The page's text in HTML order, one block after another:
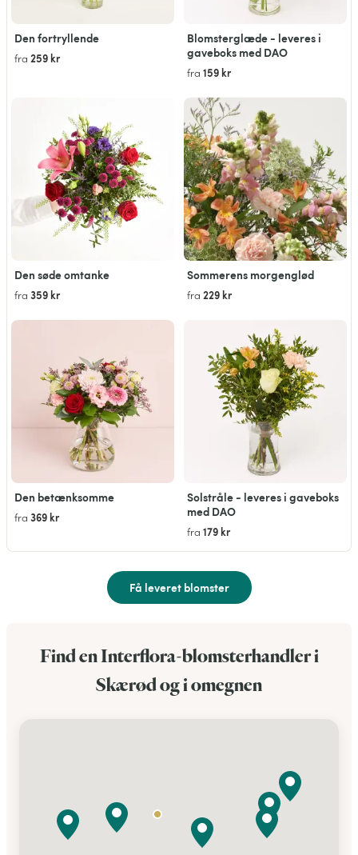
Den fortryllende
fra 259 kr
Blomsterglæde - leveres i
gaveboks med DAO
fra 159 kr
Den søde omtanke
fra 359 kr
Sommerens morgenglød
fra 229 kr
Den betænksomme
fra 369 kr
Solstråle - leveres i gaveboks
med DAO
fra 179 kr
Få leveret blomster
Find en Interflora-blomsterhandler i
Skærød og i omegnen